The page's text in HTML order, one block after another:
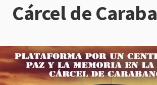
Cárcel de